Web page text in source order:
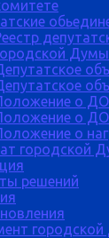
Думы
о ДО
о
о
городской
решений